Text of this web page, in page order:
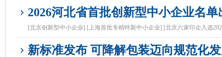
2026河北省首批创新型中小企业名单
[北京创新型中小企业] [上海首批专精特新中小企业] [北京六家印企入选
新标准发布 可降解包装迈向规范化